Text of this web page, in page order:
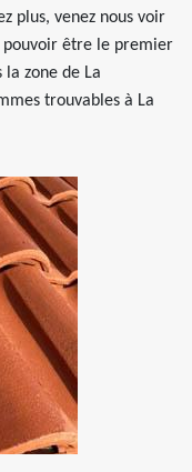
plus, venez nous voir
pouvoir être le premier
zone de La
trouvables à La